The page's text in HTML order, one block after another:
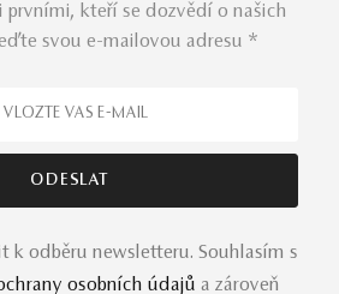
prvními, kteří se dozvědí o našich
svou e-mailovou adresu *
k odběru newsletteru. Souhlasím s
osobních údajů a zároveň